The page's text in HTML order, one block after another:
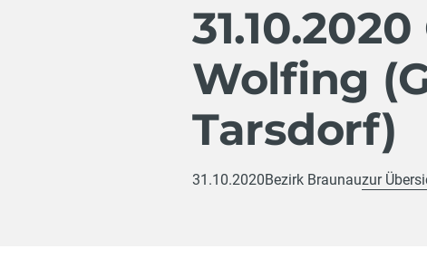
Wolfing
Tarsdorf)
31.10.2020Bezirk Braunauzur